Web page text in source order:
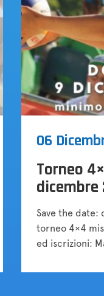
06
Torneo
dicembre
Save the
torneo 4×4
ed iscrizioni: